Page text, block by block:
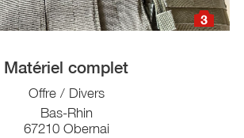
3
Matériel complet
Offre / Divers
Bas-Rhin
67210 Obernai